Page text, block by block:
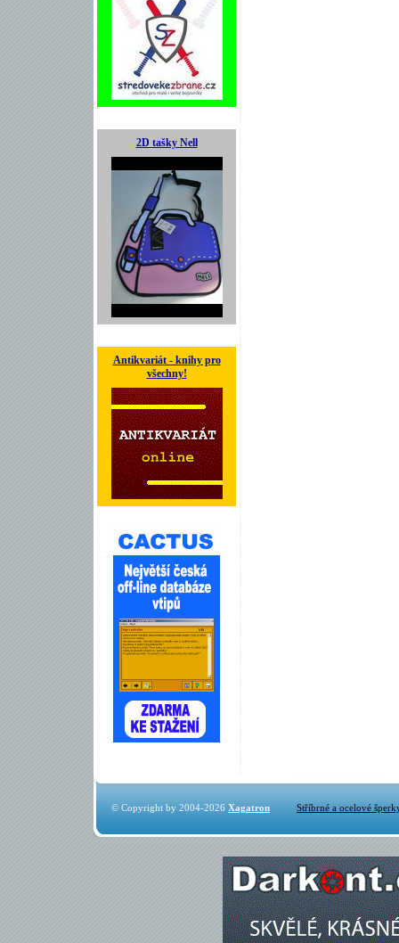
2D tašky Nell
Antikvariát - knihy pro
všechny!
© Copyright by 2004-2026 Xagatron Stříbrné a ocelové